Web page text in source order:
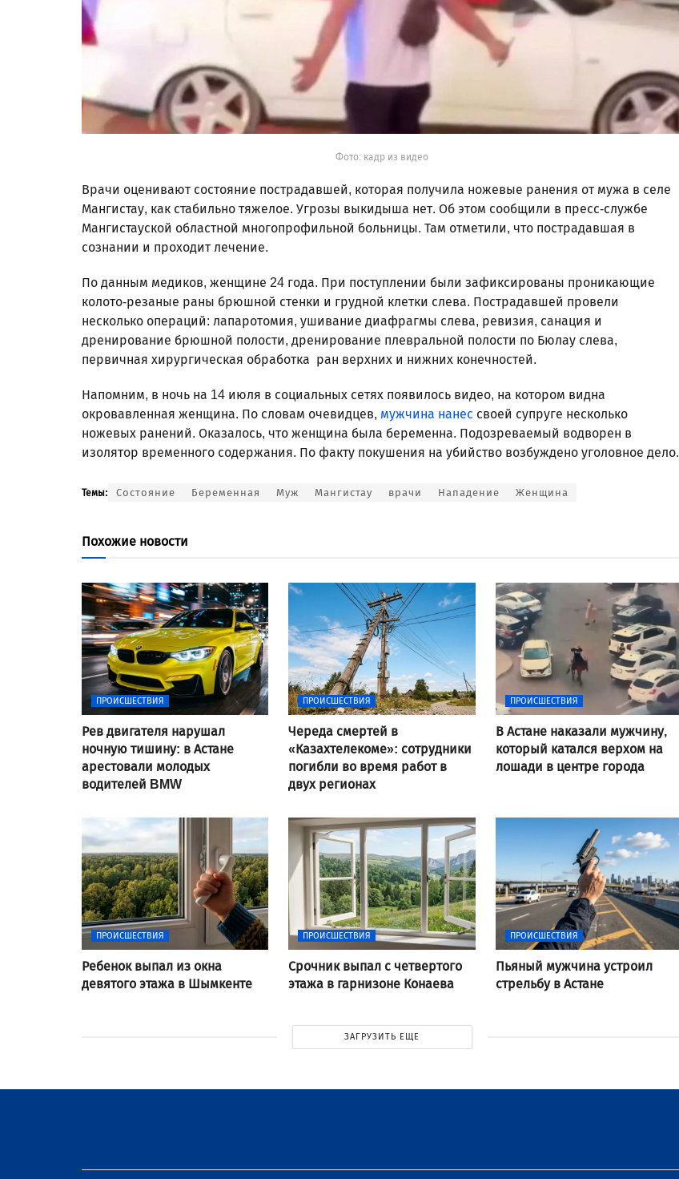
Фото: кадр из видео
Врачи оценивают состояние пострадавшей, которая получила ножевые ранения от мужа в селе
Мангистау, как стабильно тяжелое. Угрозы выкидыша нет. Об этом сообщили в пресс-службе
Мангистауской областной многопрофильной больницы. Там отметили, что пострадавшая в
сознании и проходит лечение.
По данным медиков, женщине 24 года. При поступлении были зафиксированы проникающие
колото-резаные раны брюшной стенки и грудной клетки слева. Пострадавшей провели
несколько операций: лапаротомия, ушивание диафрагмы слева, ревизия, санация и
дренирование брюшной полости, дренирование плевральной полости по Бюлау слева,
первичная хирургическая обработка ран верхних и нижних конечностей.
Напомним, в ночь на 14 июля в социальных сетях появилось видео, на котором видна
окровавленная женщина. По словам очевидцев, мужчина нанес своей супруге несколько
ножевых ранений. Оказалось, что женщина была беременна. Подозреваемый водворен в
изолятор временного содержания. По факту покушения на убийство возбуждено уголовное дело.
Темы: Состояние Беременная Муж Мангистау врачи Нападение Женщина
Похожие новости
ПРОИСШЕСТВИЯ
Рев двигателя нарушал
ночную тишину: в Астане
арестовали молодых
водителей BMW
ПРОИСШЕСТВИЯ
Череда смертей в
«Казахтелекоме»: сотрудники
погибли во время работ в
двух регионах
ПРОИСШЕСТВИЯ
В Астане наказали мужчину,
который катался верхом на
лошади в центре города
ПРОИСШЕСТВИЯ
Ребенок выпал из окна
девятого этажа в Шымкенте
ПРОИСШЕСТВИЯ
Срочник выпал с четвертого
этажа в гарнизоне Конаева
ПРОИСШЕСТВИЯ
Пьяный мужчина устроил
стрельбу в Астане
ЗАГРУЗИТЬ ЕЩЕ